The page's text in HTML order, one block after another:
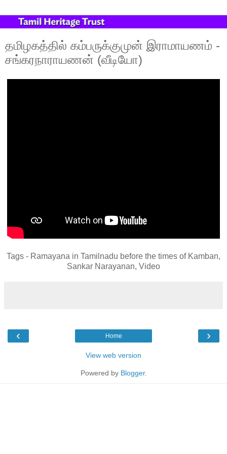
தமிழகத்தில் கம்பருக்குமுன் இராமாயணம் -
சங்கரநாராயணன் (வீடியோ)
Tags - Ramayana in Tamilnadu before the times of Kamban,
Sankar Narayanan, Video
‹ ›
Home
View web version
Powered by Blogger.